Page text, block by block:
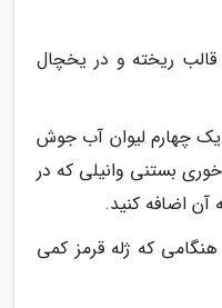
ریخته و در یخچال
یک چهارم لیوان آب جوش
قاشق غذاخوری بستنی وانیلی که در
اضافه کنید.
که ژله قرمز کمی